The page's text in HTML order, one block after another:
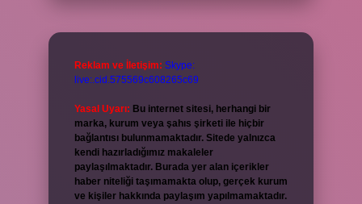
Reklam ve İletişim: Skype:
live:.cid.575569c608265c69
Yasal Uyarı: Bu internet sitesi, herhangi bir
marka, kurum veya şahıs şirketi ile hiçbir
bağlantısı bulunmamaktadır. Sitede yalnızca
kendi hazırladığımız makaleler
paylaşılmaktadır. Burada yer alan içerikler
haber niteliği taşımamakta olup, gerçek kurum
ve kişiler hakkında paylaşım yapılmamaktadır.